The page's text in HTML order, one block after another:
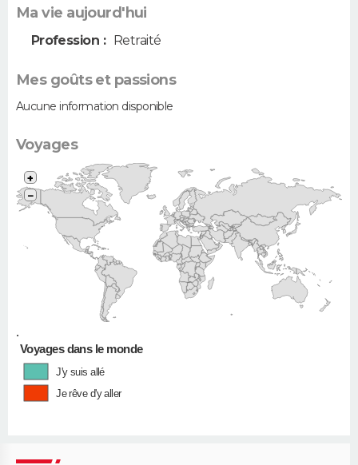
Ma vie aujourd'hui
Profession : Retraité
Mes goûts et passions
Aucune information disponible
Voyages
•
+
−
Voyages dans le monde
J'y suis allé
Je rêve d'y aller